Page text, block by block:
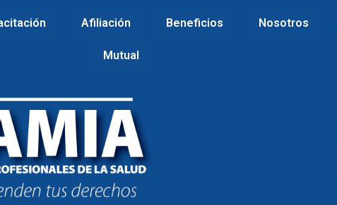
Afiliación Beneficios Nosotros
Mutual